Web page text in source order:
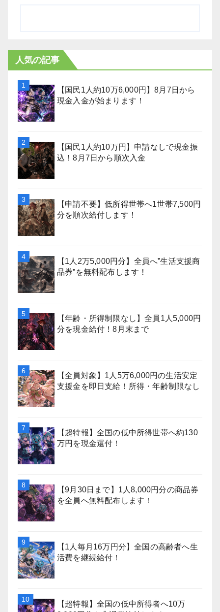
人気の記事
【国民1人約10万6,000円】8月7日から
現金入金が始まります！
【国民1人約10万円】申請なしで現金振
込！8月7日から順次入金
【申請不要】低所得世帯へ1世帯7,500円
分を順次給付します！
【1人2万5,000円分】全員へ”生活支援商
品券”を無料配布します！
【年齢・所得制限なし】全員1人5,000円
分を現金給付！8月末まで
【全員対象】1人5万6,000円の生活安定
支援金を即日支給！所得・年齢制限なし
【超特報】全国の低中所得世帯へ約130
万円を現金還付！
【9月30日まで】1人8,000円分の商品券
を全員へ無料配布します！
【1人毎月16万円分】全国の高齢者へ生
活費を継続給付！
【超特報】全国の低中所得者へ10万